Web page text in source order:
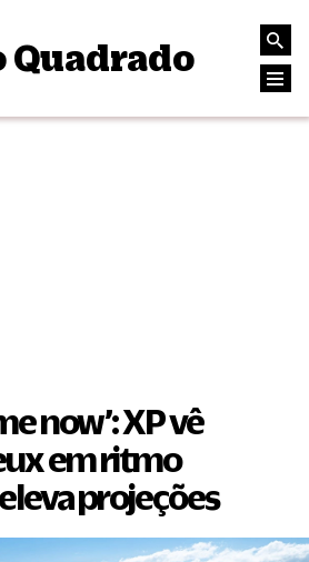
Quadrado
now’: XP vê
em ritmo
projeções